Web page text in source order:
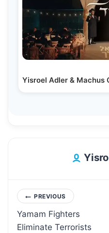
Post
navigation
PREVIOUS
Yamam Fighters
Eliminate Terrorists